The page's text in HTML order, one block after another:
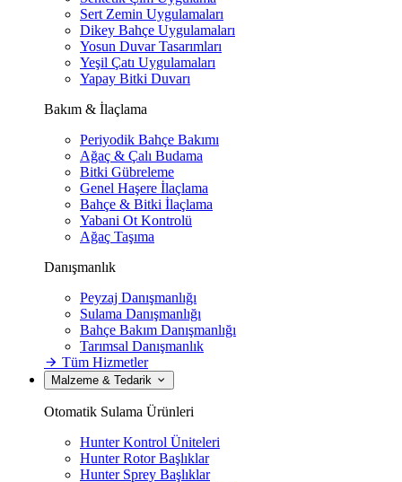
Sert Zemin Uygulamaları
Dikey Bahçe Uygulamaları
Yosun Duvar Tasarımları
Yeşil Çatı Uygulamaları
Yapay Bitki Duvarı
Bakım & İlaçlama
Periyodik Bahçe Bakımı
Ağaç & Çalı Budama
Bitki Gübreleme
Genel Haşere İlaçlama
Bahçe & Bitki İlaçlama
Yabani Ot Kontrolü
Ağaç Taşıma
Danışmanlık
Peyzaj Danışmanlığı
Sulama Danışmanlığı
Bahçe Bakım Danışmanlığı
Tarımsal Danışmanlık
Tüm Hizmetler
Malzeme & Tedarik
Otomatik Sulama Ürünleri
Hunter Kontrol Üniteleri
Hunter Rotor Başlıklar
Hunter Sprey Başlıklar